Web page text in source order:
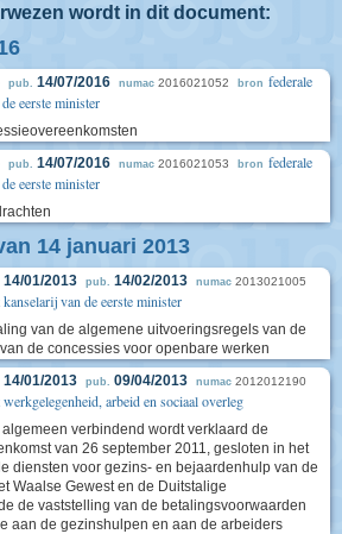
wordt in dit document:
pub. 14/07/2016 numac 2016021052 bron federale
eerste minister
pub. 14/07/2016 numac 2016021053 bron federale
eerste minister
14 januari 2013
14/01/2013 pub. 14/02/2013 numac 2013021005
van de eerste minister
van de algemene uitvoeringsregels van de
de concessies voor openbare werken
14/01/2013 pub. 09/04/2013 numac 2012012190
arbeid en sociaal overleg
verbindend wordt verklaard de
van 26 september 2011, gesloten in het
diensten voor gezins- en bejaardenhulp van de
Waalse Gewest en de Duitstalige
de vaststelling van de betalingsvoorwaarden
aan de gezinshulpen en aan de arbeiders